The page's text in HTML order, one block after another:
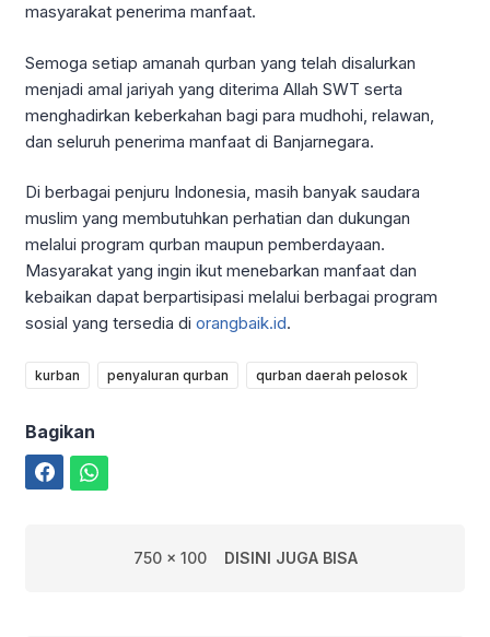
masyarakat penerima manfaat.
Semoga setiap amanah qurban yang telah disalurkan
menjadi amal jariyah yang diterima Allah SWT serta
menghadirkan keberkahan bagi para mudhohi, relawan,
dan seluruh penerima manfaat di Banjarnegara.
Di berbagai penjuru Indonesia, masih banyak saudara
muslim yang membutuhkan perhatian dan dukungan
melalui program qurban maupun pemberdayaan.
Masyarakat yang ingin ikut menebarkan manfaat dan
kebaikan dapat berpartisipasi melalui berbagai program
sosial yang tersedia di orangbaik.id.
kurban penyaluran qurban qurban daerah pelosok
Bagikan
750 x 100 DISINI JUGA BISA